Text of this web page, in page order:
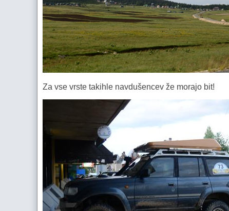
Za vse vrste takihle navdušencev že morajo bit!